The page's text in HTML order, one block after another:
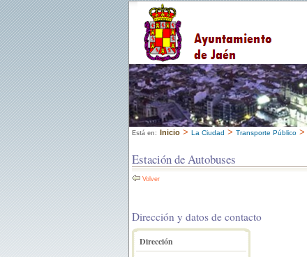
Está en: Inicio > La Ciudad > Transporte Público >
Estación de Autobuses
Volver
Dirección y datos de contacto
Dirección